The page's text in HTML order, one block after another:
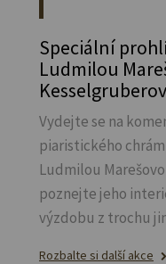
Speciální
Ludmilou
Vydejte se na
piaristického
Ludmilou
poznejte jeho
výzdobu z trochu
Rozbalte si další akce